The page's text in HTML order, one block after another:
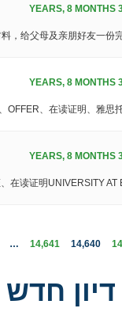
，给父母及亲朋好友一份完
OFFER、在读证明、雅思
在读证明UNIVERSITY AT
14,640
14,641
…
דיון